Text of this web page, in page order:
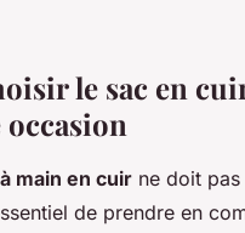
le sac en
main en cuir ne doit
de prendre en